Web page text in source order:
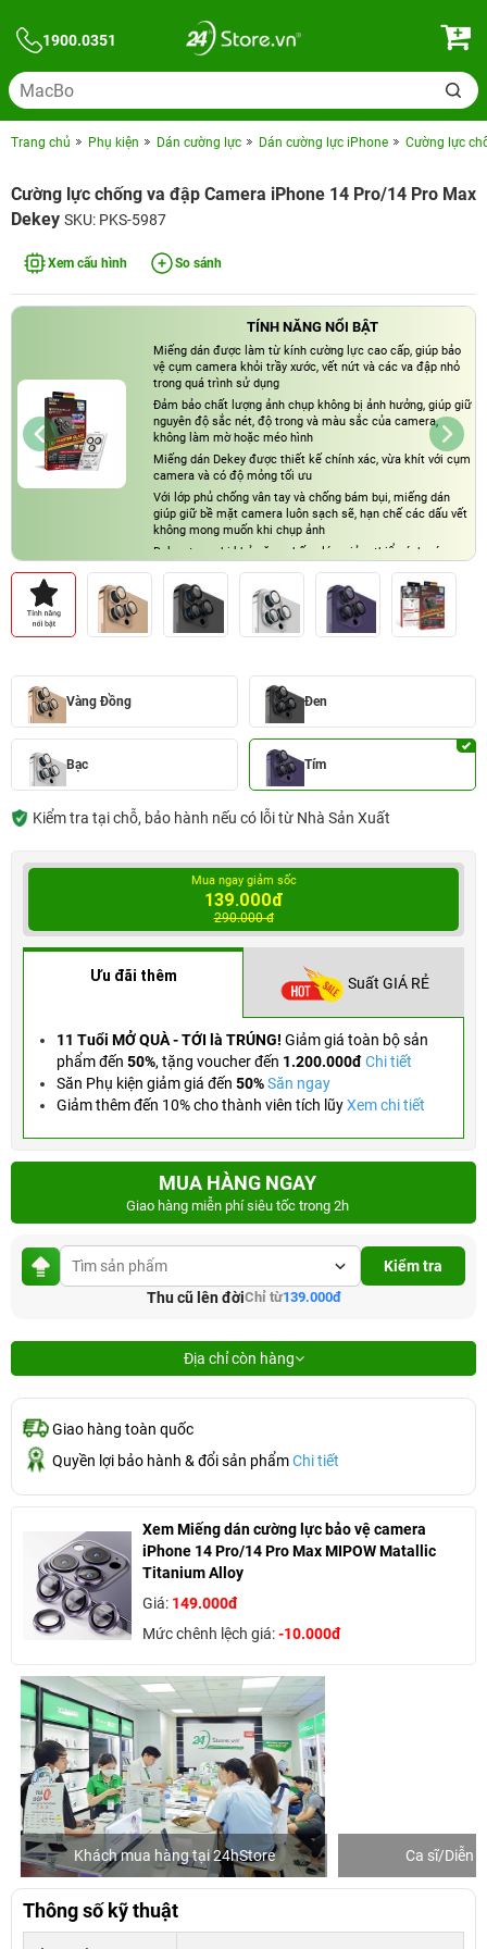
1900.0351
Trang chủ Phụ kiện Dán cường lực Dán cường lực iPhone Cường lực
Cường lực chống va đập Camera iPhone 14 Pro/14 Pro Max
Dekey SKU: PKS-5987
Xem cấu hình So sánh
TÍNH NĂNG NỔI BẬT
Miếng dán được làm từ kính cường lực cao cấp, giúp bảo
vệ cụm camera khỏi trầy xước, vết nứt và các va đập nhỏ
trong quá trình sử dụng
Đảm bảo chất lượng ảnh chụp không bị ảnh hưởng, giúp giữ
nguyên độ sắc nét, độ trong và màu sắc của camera,
không làm mờ hoặc méo hình
Miếng dán Dekey được thiết kế chính xác, vừa khít với cụm
camera và có độ mỏng tối ưu
Với lớp phủ chống vân tay và chống bám bụi, miếng dán
giúp giữ bề mặt camera luôn sạch sẽ, hạn chế các dấu vết
không mong muốn khi chụp ảnh
Dekey trang bị khả năng chống lóa, giảm thiểu ánh sáng
vào ban đêm
Vàng Đồng Đen
Bạc Tím
Kiểm tra tại chỗ, bảo hành nếu có lỗi từ Nhà Sản Xuất
Mua ngay giảm sốc
139.000đ
290.000 đ
Ưu đãi thêm Suất GIÁ RẺ
11 Tuổi MỞ QUÀ - TỚI là TRÚNG! Giảm giá toàn bộ sản
phẩm đến 50%, tặng voucher đến 1.200.000đChi tiết
Săn Phụ kiện giảm giá đến 50%Săn ngay
Giảm thêm đến 10% cho thành viên tích lũyXem chi tiết
MUA HÀNG NGAY
Giao hàng miễn phí siêu tốc trong 2h
Kiểm tra
Thu cũ lên đờiChỉ từ139.000đ
Địa chỉ còn hàng
Giao hàng toàn quốc
Quyền lợi bảo hành & đổi sản phẩmChi tiết
Xem Miếng dán cường lực bảo vệ camera
iPhone 14 Pro/14 Pro Max MIPOW Matallic
Titanium Alloy
Giá: 149.000đ
Mức chênh lệch giá:-10.000đ
Khách mua hàng tại 24hStore Ca sĩ/Diễn
Thông số kỹ thuật